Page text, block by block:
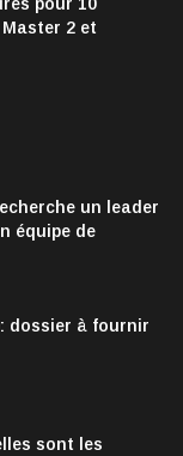
2 et
un leader
équipe de
dossier à fournir
sont les